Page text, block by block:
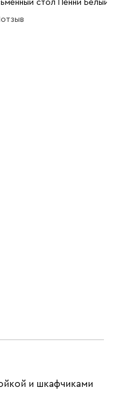
Береза
стол Пенни
отзыв
Белый левый
и шкафчиками